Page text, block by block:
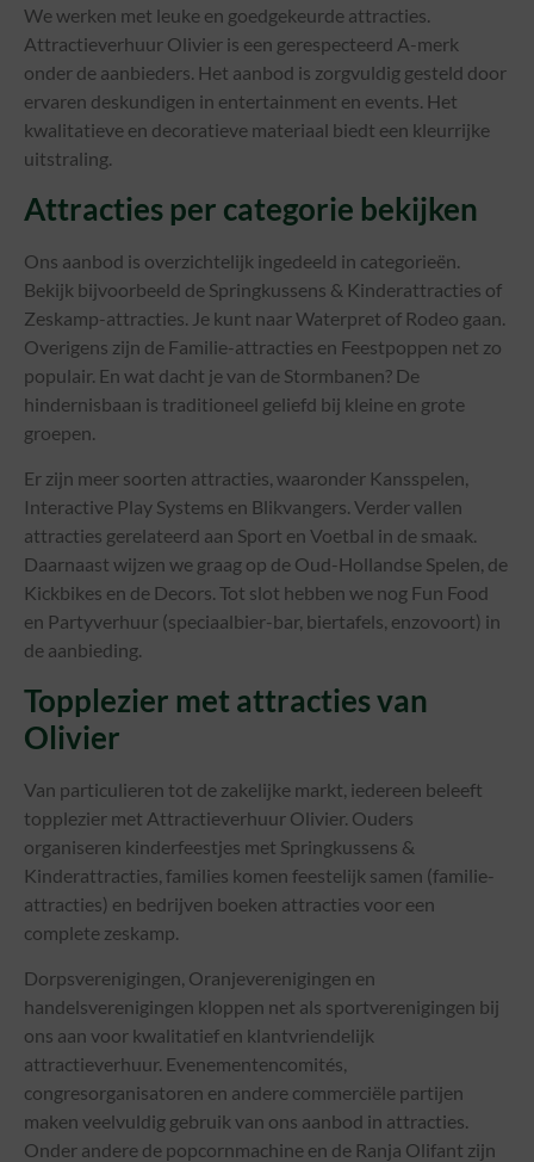
We werken met leuke en goedgekeurde attracties.
Attractieverhuur Olivier is een gerespecteerd A-merk
onder de aanbieders. Het aanbod is zorgvuldig gesteld door
ervaren deskundigen in entertainment en events. Het
kwalitatieve en decoratieve materiaal biedt een kleurrijke
uitstraling.
Attracties per categorie bekijken
Ons aanbod is overzichtelijk ingedeeld in categorieën.
Bekijk bijvoorbeeld de Springkussens & Kinderattracties of
Zeskamp-attracties. Je kunt naar Waterpret of Rodeo gaan.
Overigens zijn de Familie-attracties en Feestpoppen net zo
populair. En wat dacht je van de Stormbanen? De
hindernisbaan is traditioneel geliefd bij kleine en grote
groepen.
Er zijn meer soorten attracties, waaronder Kansspelen,
Interactive Play Systems en Blikvangers. Verder vallen
attracties gerelateerd aan Sport en Voetbal in de smaak.
Daarnaast wijzen we graag op de Oud-Hollandse Spelen, de
Kickbikes en de Decors. Tot slot hebben we nog Fun Food
en Partyverhuur (speciaalbier-bar, biertafels, enzovoort) in
de aanbieding.
Topplezier met attracties van
Olivier
Van particulieren tot de zakelijke markt, iedereen beleeft
topplezier met Attractieverhuur Olivier. Ouders
organiseren kinderfeestjes met Springkussens &
Kinderattracties, families komen feestelijk samen (familie-
attracties) en bedrijven boeken attracties voor een
complete zeskamp.
Dorpsverenigingen, Oranjeverenigingen en
handelsverenigingen kloppen net als sportverenigingen bij
ons aan voor kwalitatief en klantvriendelijk
attractieverhuur. Evenementencomités,
congresorganisatoren en andere commerciële partijen
maken veelvuldig gebruik van ons aanbod in attracties.
Onder andere de popcornmachine en de Ranja Olifant zijn